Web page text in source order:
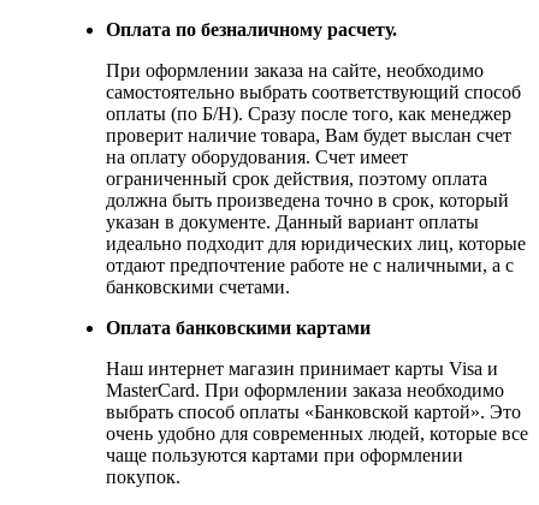
Оплата по безналичному расчету.
При оформлении заказа на сайте, необходимо
самостоятельно выбрать соответствующий способ
оплаты (по Б/Н). Сразу после того, как менеджер
проверит наличие товара, Вам будет выслан счет
на оплату оборудования. Счет имеет
ограниченный срок действия, поэтому оплата
должна быть произведена точно в срок, который
указан в документе. Данный вариант оплаты
идеально подходит для юридических лиц, которые
отдают предпочтение работе не с наличными, а с
банковскими счетами.
Оплата банковскими картами
Наш интернет магазин принимает карты Visa и
MasterCard. При оформлении заказа необходимо
выбрать способ оплаты «Банковской картой». Это
очень удобно для современных людей, которые все
чаще пользуются картами при оформлении
покупок.